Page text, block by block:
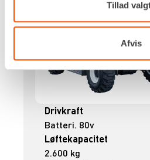
Tillad
Afvis
Drivkraft
Batteri. 80v
Løftekapacitet
2.600 kg